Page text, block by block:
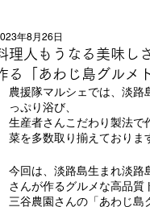
理人もうなる美味し
る「あわじ島グルメ
年8月26日
農援隊マルシェでは、淡路
っぷり浴び、
生産者さんこだわり製法で
菜を多数取り揃えておりま
今回は、淡路島生まれ淡路
さんが作るグルメな高品質
三谷農園さんの「あわじ島